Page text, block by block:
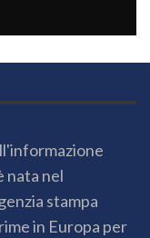
nata nel
stampa
in Europa per